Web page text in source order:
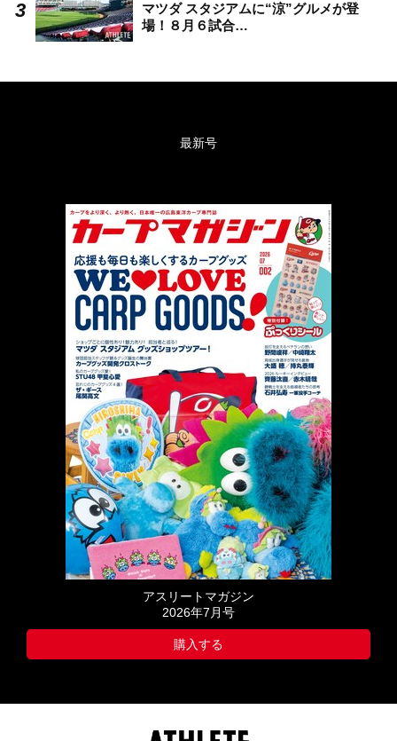
マツダ スタジアムに“涼”グルメが登
場！８月６試合…
最新号
アスリートマガジン
2026年7月号
購入する